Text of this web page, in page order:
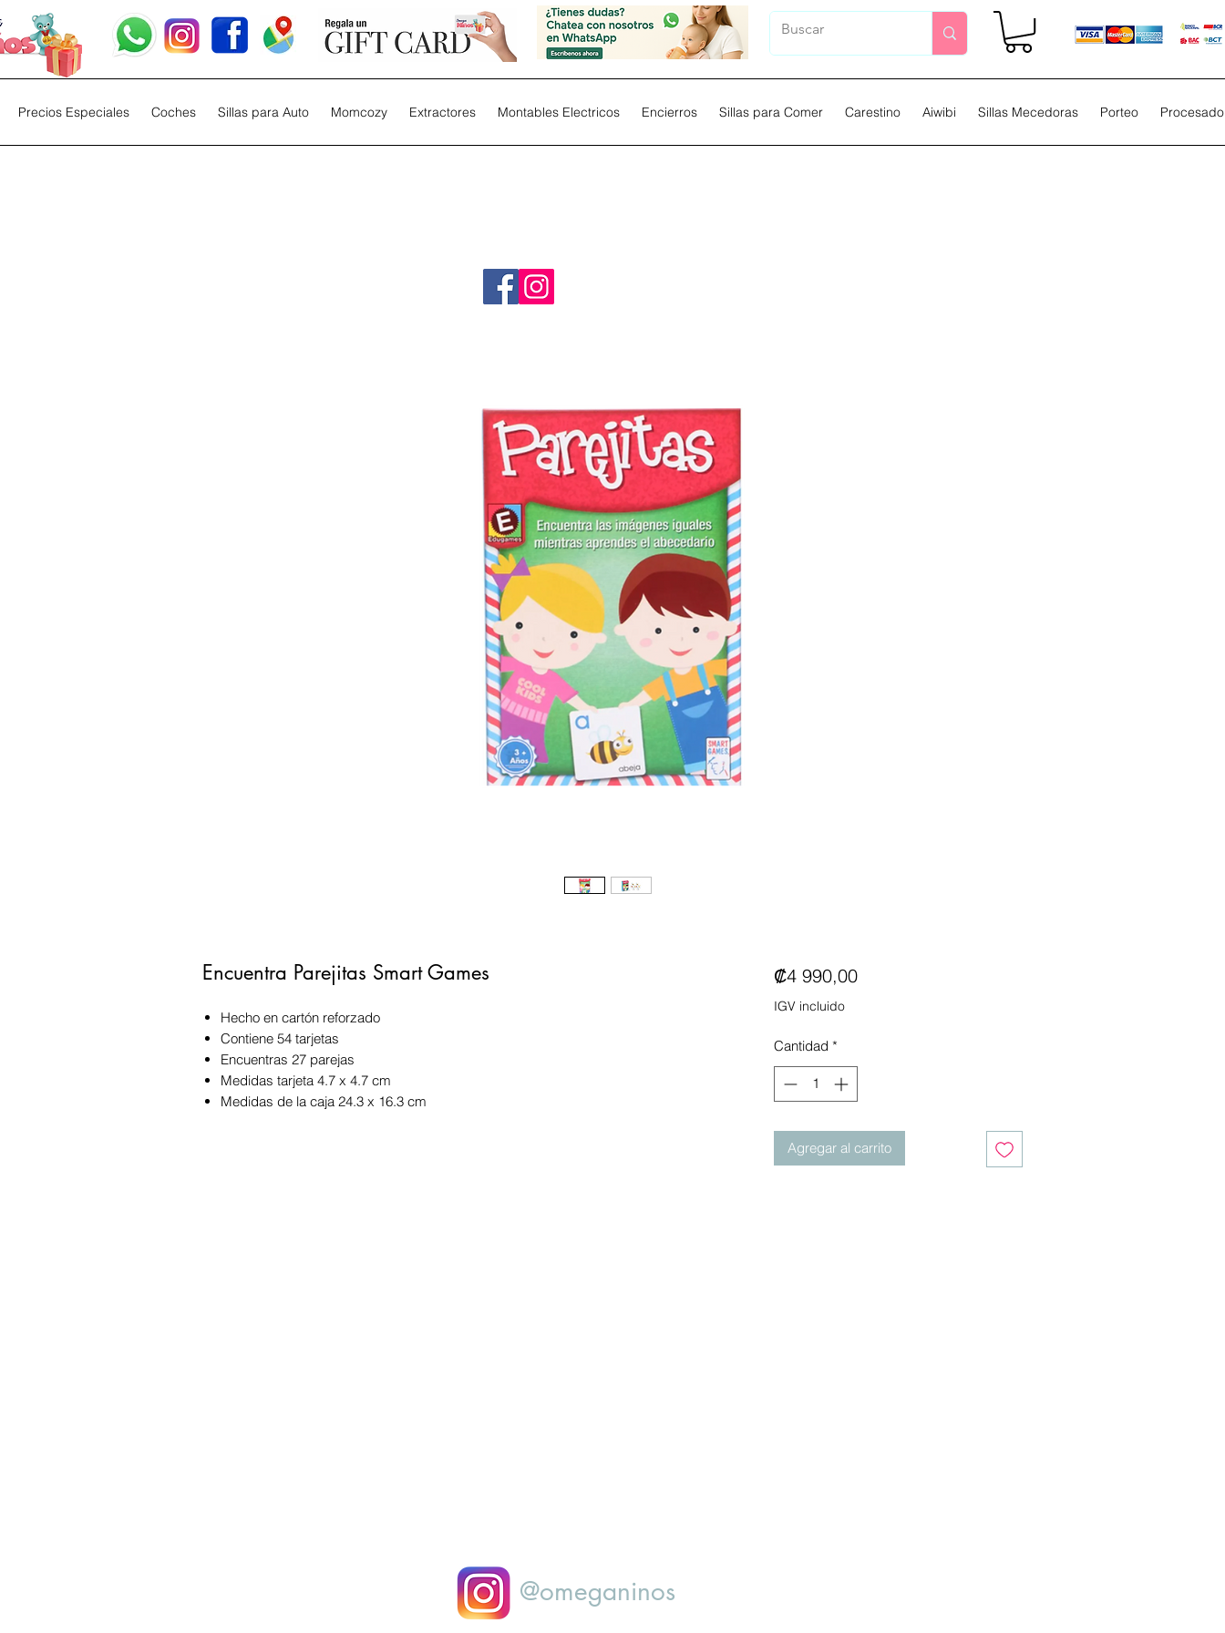
Precios Especiales Coches Sillas para Auto Momcozy Extractores Montables Electricos Encierros Sillas para Comer Carestino Aiwibi Sillas Mecedoras Porteo
Encuentra Parejitas Smart Games
Hecho en cartón reforzado
Contiene 54 tarjetas
Encuentras 27 parejas
Medidas tarjeta 4.7 x 4.7 cm
Medidas de la caja 24.3 x 16.3 cm
₡4 990,00Precio
IGV incluido
Cantidad *
Agregar al carrito
@omeganinos